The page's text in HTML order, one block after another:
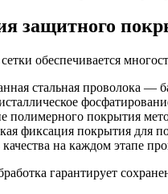
защитного
обеспечивается
стальная проволока —
полимерного покрытия
фиксация покрытия для
на каждом этапе
гарантирует